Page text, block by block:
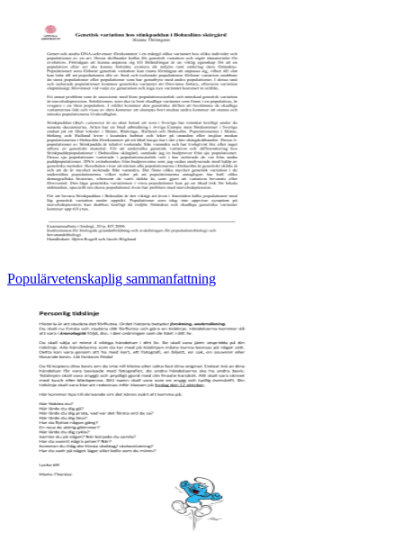
Populärvetenskaplig sammanfattning